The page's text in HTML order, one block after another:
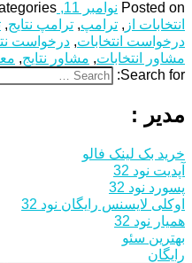
Posted on نوامبر 11, 2016
انتخابات از , ترامپ, ترامپ نتایج,
درخواست انتخابات, درخواست
مشاور انتخابات, مشاور نتایج,
Search for:
مدیر :
خرید بک لینک فالو
آپدیت نود 32
پسورد نود 32
اوکلی لایسنس رایگان نود 32
همیار نود 32
بهترین سئو
رایگان